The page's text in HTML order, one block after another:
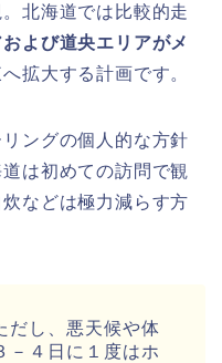
北海道では比較的走
よび道央エリアがメ
拡大する計画です。
ングの個人的な方針
は初めての訪問で観
などは極力減らす方
だし、悪天候や体
－４日に１度はホ